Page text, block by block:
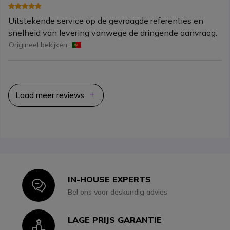
Uitstekende service op de gevraagde referenties en
snelheid van levering vanwege de dringende aanvraag.
Origineel bekijken
Laad meer reviews
IconIN-HOUSE EXPERTS
Bel ons voor deskundig advies
IconLAGE PRIJS GARANTIE